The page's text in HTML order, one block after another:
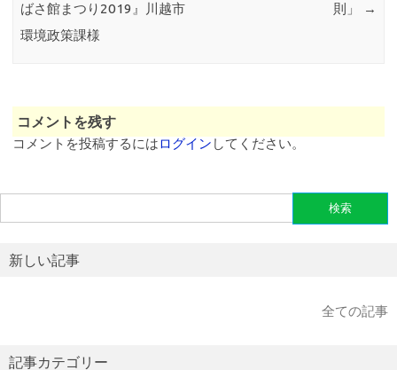
ばさ館まつり2019』川越市
環境政策課様
則」
→
コメントを残す
コメントを投稿するにはログイン してください。
索:
新しい記事
全ての記事
記事カテゴリー